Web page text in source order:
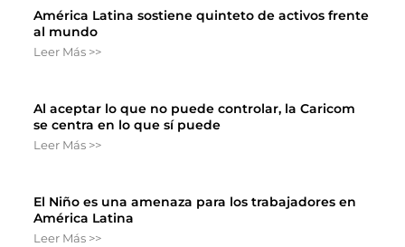
América Latina sostiene quinteto de activos frente
al mundo
Leer Más >>
Al aceptar lo que no puede controlar, la Caricom
se centra en lo que sí puede
Leer Más >>
El Niño es una amenaza para los trabajadores en
América Latina
Leer Más >>